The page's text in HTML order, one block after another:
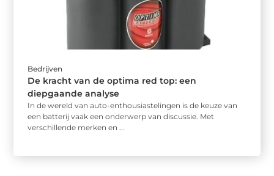
Bedrijven
De kracht van de optima red top: een
diepgaande analyse
In de wereld van auto-enthousiastelingen is de keuze van
een batterij vaak een onderwerp van discussie. Met
verschillende merken en ...